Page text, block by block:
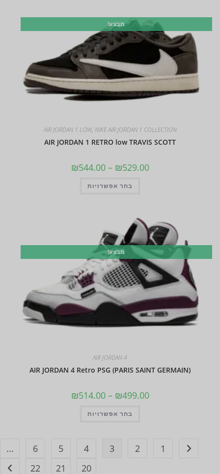
מבצע!
AIR JORDAN 1 LOW, NIKE AIR JORDAN 1 COLLECTION
AIR JORDAN 1 RETRO low TRAVIS SCOTT
₪529.00
–
₪544.00
בחר אפשרויות
מבצע!
AIR JORDAN 4
AIR JORDAN 4 Retro PSG (PARIS SAINT GERMAIN)
₪499.00
–
₪514.00
בחר אפשרויות
1
2
3
4
5
6
...
20
21
22